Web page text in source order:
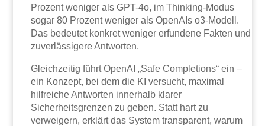
Prozent weniger als GPT-4o, im Thinking-Modus
sogar 80 Prozent weniger als OpenAIs o3-Modell.
Das bedeutet konkret weniger erfundene Fakten und
zuverlässigere Antworten.
Gleichzeitig führt OpenAI „Safe Completions“ ein –
ein Konzept, bei dem die KI versucht, maximal
hilfreiche Antworten innerhalb klarer
Sicherheitsgrenzen zu geben. Statt hart zu
verweigern, erklärt das System transparent, warum